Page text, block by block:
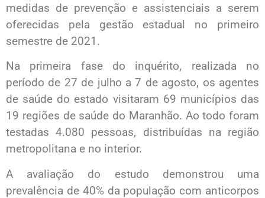
medidas de prevenção e assistenciais a serem
oferecidas pela gestão estadual no primeiro
semestre de 2021.
Na primeira fase do inquérito, realizada no
período de 27 de julho a 7 de agosto, os agentes
de saúde do estado visitaram 69 municípios das
19 regiões de saúde do Maranhão. Ao todo foram
testadas 4.080 pessoas, distribuídas na região
metropolitana e no interior.
A avaliação do estudo demonstrou uma
prevalência de 40% da população com anticorpos